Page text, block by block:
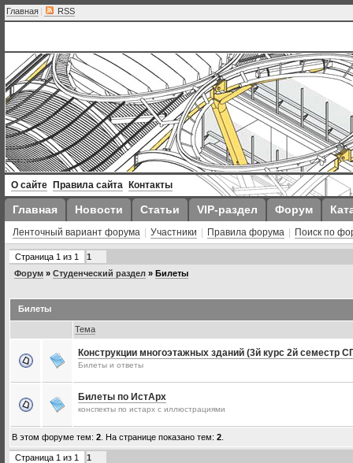
Главная | RSS
О сайте Правила сайта Контакты
Главная Новости Статьи VIP-раздел Форум
Ленточный вариант форума Участники Правила форума Поиск по
Страница 1 из 1
1
Форум » Студенческий раздел » Билеты
Билеты
Тема
Конструкции многоэтажных зданий (3й курс 2й семестр
Билеты и ответы
Билеты по ИстАрх
конспекты по истарх с иллюстрациями
В этом форуме тем: 2 . На странице показано тем: 2
Страница 1 из 1 1